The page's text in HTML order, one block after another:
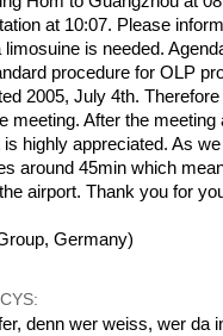
at 10:07. Please
is needed.
procedure for OLP
2005, July 4th.
meeting. After the
is highly appreciated. As
around 45min which
airport. Thank you for
Germany)
denn wer weiss, wer da